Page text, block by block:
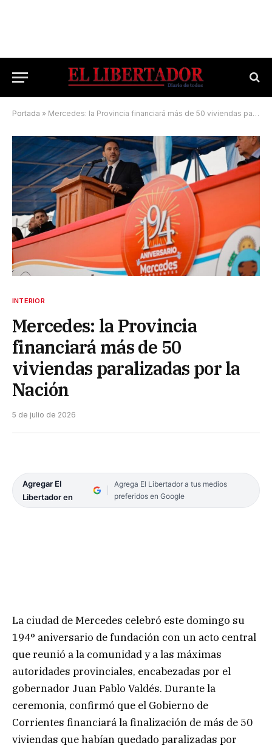
Portada » Mercedes: la Provincia financiará más de 50 viviendas paralizadas por la Nación
INTERIOR
Mercedes: la Provincia
financiará más de 50
viviendas paralizadas por la
Nación
5 de julio de 2026
Agregar El
Libertador en
Agrega El Libertador a tus medios
preferidos en Google
La ciudad de Mercedes celebró este domingo su
194° aniversario de fundación con un acto central
que reunió a la comunidad y a las máximas
autoridades provinciales, encabezadas por el
gobernador Juan Pablo Valdés. Durante la
ceremonia, confirmó que el Gobierno de
Corrientes financiará la finalización de más de 50
viviendas que habían quedado paralizadas por